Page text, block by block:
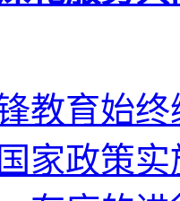
教育始
家政策